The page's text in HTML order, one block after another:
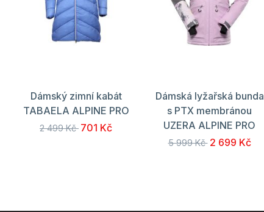
Dámský zimní kabát
TABAELA ALPINE PRO
2 499 Kč 701 Kč
Dámská lyžařská bunda
s PTX membránou
UZERA ALPINE PRO
5 999 Kč 2 699 Kč